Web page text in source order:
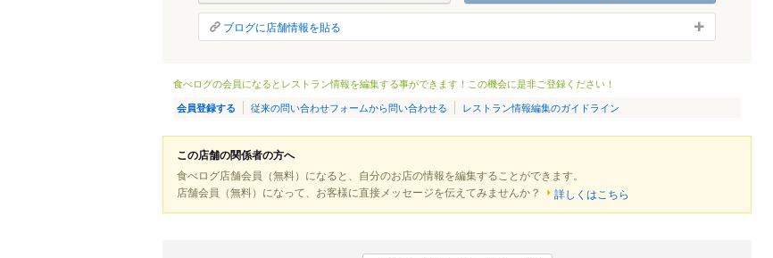
ブログに店舗情報を貼る
食べログの会員になるとレストラン情報を編集する事ができます！この機会に是非ご登録ください！
会員登録する 従来の問い合わせフォームから問い合わせる レストラン情報編集のガイドライン
この店舗の関係者の方へ
食べログ店舗会員（無料）になると、自分のお店の情報を編集することができます。
店舗会員（無料）になって、お客様に直接メッセージを伝えてみませんか？
詳しくはこちら